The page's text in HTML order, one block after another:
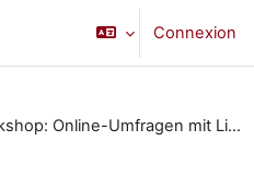
Connexion
Workshop: Online-Umfragen mit LimeSurvey